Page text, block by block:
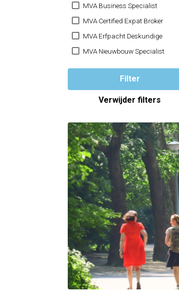
MVA Business Specialist
MVA Certified Expat Broker
MVA Erfpacht Deskundige
MVA Nieuwbouw Specialist
Filter
Verwijder filters